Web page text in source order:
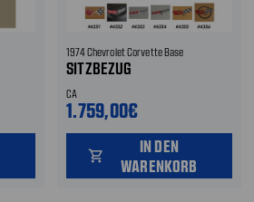
1974 Chevrolet Corvette Base
SITZBEZUG
CA
1.759,00€
shopping_cart
IN DEN
WARENKORB